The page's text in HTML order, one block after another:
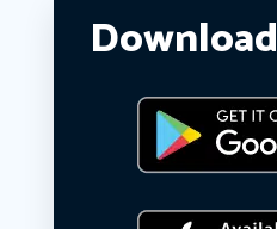
Download